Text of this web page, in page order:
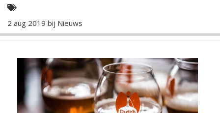
2 aug 2019 bij Nieuws